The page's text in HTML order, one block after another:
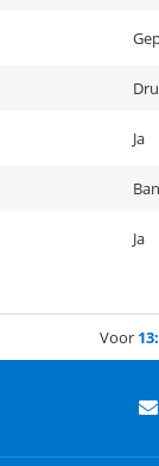
Ja
Ja
Voor